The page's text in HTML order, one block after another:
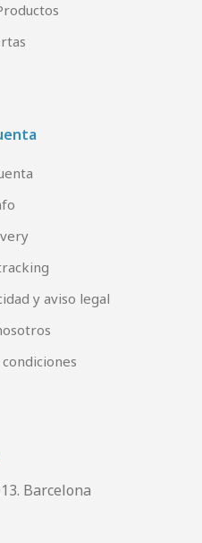
y aviso legal
Barcelona